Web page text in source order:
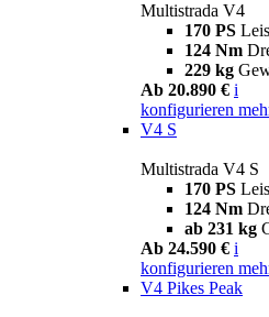
Multistrada V4
170 PS
124 Nm
229 kg
Ab 20.890 € i
konfigurieren
V4 S
Multistrada V4 S
170 PS
124 Nm
ab 231 kg
Ab 24.590 € i
konfigurieren
V4 Pikes Peak